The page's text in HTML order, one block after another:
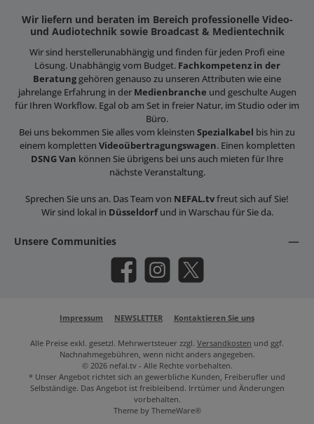
Wir liefern und beraten im Bereich professionelle Video-
und Audiotechnik sowie Broadcast & Medientechnik
Wir sind herstellerunabhängig und finden für jeden Profi eine
Lösung. Unabhängig vom Budget. Fachkompetenz in der
Beratunggehören genauso zu unseren Attributen wie eine
jahrelange Erfahrung in der Medienbranche und geschulte Augen
für Ihren Workflow. Egal ob am Set in freier Natur, im Studio oder im
Büro.
Bei uns bekommen Sie alles vom kleinsten Spezialkabel bis hin zu
einem kompletten Videoübertragungswagen. Einen kompletten
DSNG Van können Sie übrigens bei uns auch mieten für Ihre
nächste Veranstaltung.
Sprechen Sie uns an. Das Team von NEFAL.tvfreut sich auf Sie!
Wir sind lokal in Düsseldorfund in Warschau für Sie da.
Unsere Communities
Facebook InstagramX / Twitter
Impressum NEWSLETTER Kontaktieren Sie uns
Alle Preise exkl. gesetzl. Mehrwertsteuer zzgl. Versandkosten und ggf.
Nachnahmegebühren, wenn nicht anders angegeben.
© 2026 nefal.tv - Alle Rechte vorbehalten.
* Unser Angebot richtet sich an gewerbliche Kunden, Freiberufler und
Selbständige. Das Angebot ist freibleibend. Irrtümer und Änderungen
vorbehalten.
Theme by ThemeWare®